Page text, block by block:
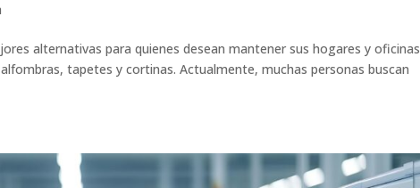
alternativas para quienes desean mantener sus hogares y oficinas
tapetes y cortinas. Actualmente, muchas personas buscan